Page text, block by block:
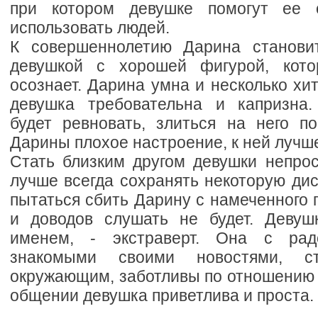
при котором девушке помогут ее
использовать людей.
К совершеннолетию Дарина
девушкой с хорошей фигурой,
осознает. Дарина умна и несколько
девушка требовательна и
будет ревновать, злиться на него
Дарины плохое настроение, к ней
Стать близким другом девушки
лучше всегда сохранять некоторую
пытаться сбить Дарину с
и доводов слушать не будет.
именем, - экстраверт. Она с
знакомыми своими новостями,
окружающим, заботливы по
общении девушка приветлива и проста.